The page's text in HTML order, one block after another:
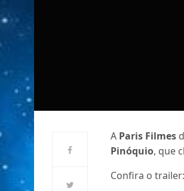
A Paris Filmes
Pinóquio, que
Confira o trailer: